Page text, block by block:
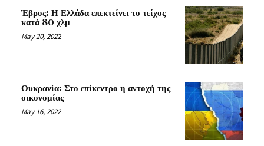
Έβρος: Η Ελλάδα επεκτείνει το τείχος
κατά 80 χλμ
May 20, 2022
Ουκρανία: Στο επίκεντρο η αντοχή της
οικονομίας
May 16, 2022